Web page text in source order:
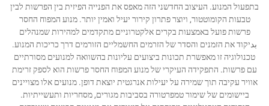
בתפעול המנוע. העיצוב החדשני הזה מאפס את הפנייה הפיזית בין הפרשות לבין
טבעות הקומוטטור, ויוצר פתרון קירור יעיל ואמין יותר. מנוע המפוח החסר
פרשות פועל באמצעות בקרים אלקטרוניים מתקדמים למהירות שמנהלים
بدיקוד את הזמנים והסדר של הזרמים החשמליים הזורמים דרך כריכות המנוע.
טכנולוגיה זו מאפשרת תכונות ביצועים עליונות בהשוואה למנועים מסורתיים
עם פרשות. התפקידה העיקרי של מנוע המפוח החסר פרשות הוא לספק זרימת
אוויר עקיבה תוך שמירה על יעילות אנרגטית יוצאת דופן. מנועים אלו מצויינים
ביישומים של שימור טמפרטורה בסביבות מגורים, מסחריות ותעשייתיות.